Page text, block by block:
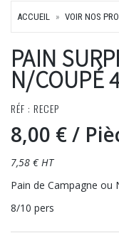
ACCUEIL VOIR NOS
PAIN
N/COUPÉ
RÉF : RECEP
8,00 €/
7,58 € HT
Pain de Campagne ou
8/10 pers